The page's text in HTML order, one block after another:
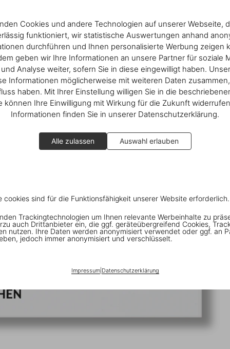
Cookies und andere Technologien auf unserer Webseite,
funktioniert, wir statistische Auswertungen anhand
durchführen und Ihnen personalisierte Werbung zeigen
geben wir Ihre Informationen an unsere Partner für soziale
Analyse weiter, sofern Sie in diese eingewilligt haben.
Informationen möglicherweise mit weiteren Daten
haben. Mit Ihrer Einstellung willigen Sie in die
können Ihre Einwilligung mit Wirkung für die Zukunft
Informationen finden Sie in unserer Datenschutzerklärung.
Alle zulassen Auswahl erlauben
cookies sind für die Funktionsfähigkeit unserer Website erforderlich.
Trackingtechnologien um Ihnen relevante Werbeinhalte zu
auch Drittanbieter ein, die ggf. geräteübergreifend Cookies,
nutzen. Ihre Daten werden anonymisiert verwendet oder ggf. an
jedoch immer anonymisiert und verschlüsselt.
Impressum| Datenschutzerklärung